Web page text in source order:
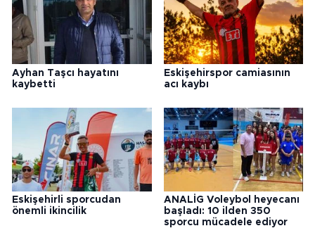
Ayhan Taşcı hayatını
kaybetti
Eskişehirspor camiasının
acı kaybı
Eskişehirli sporcudan
önemli ikincilik
ANALİG Voleybol heyecanı
başladı: 10 ilden 350
sporcu mücadele ediyor